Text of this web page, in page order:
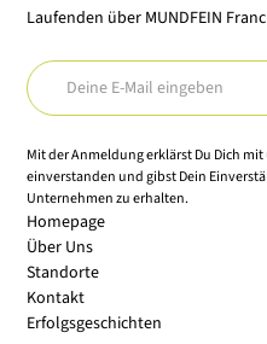
Laufenden über MUNDFEIN
Mit der Anmeldung erklärst Du Dich mit
einverstanden und gibst Dein
Unternehmen zu erhalten.
Homepage
Über Uns
Standorte
Kontakt
Erfolgsgeschichten